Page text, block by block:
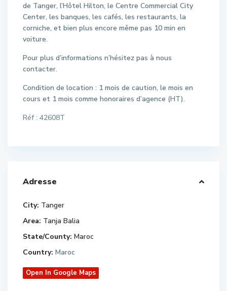
de Tanger, l’Hôtel Hilton, le Centre Commercial City
Center, les banques, les cafés, les restaurants, la
corniche, et bien plus encore même pas 10 min en
voiture.
Pour plus d’informations n’hésitez pas à nous
contacter.
Condition de location : 1 mois de caution, le mois en
cours et 1 mois comme honoraires d’agence (HT).
Réf : 42608T
Adresse
City: Tanger
Area: Tanja Balia
State/County: Maroc
Country: Maroc
Open In Google Maps